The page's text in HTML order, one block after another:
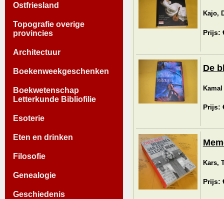
Ostfriesland
Topografie overige
provincies
Architectuur
Boekenweekgeschenken
Boekwetenschap
Letterkunde Bibliofilie
Esoterie
Eten en drinken
Filosofie
Genealogie
Geschiedenis
Kajo,
Prijs:
De
Prijs:
Kars,
Prijs: